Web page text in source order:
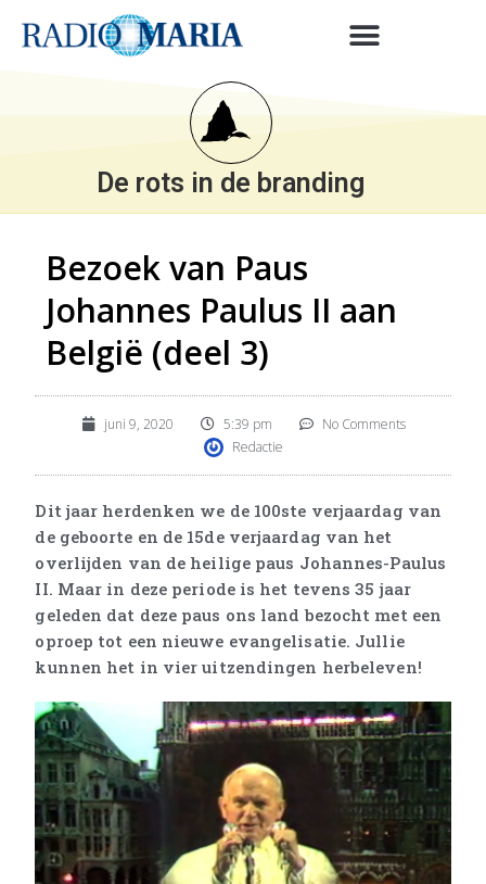
De rots in de branding
Bezoek van Paus
Johannes Paulus II aan
België (deel 3)
juni 9, 2020 5:39 pm
No Comments
Redactie
Dit jaar herdenken we de 100ste verjaardag van
de geboorte en de 15de verjaardag van het
overlijden van de heilige paus Johannes-Paulus
II. Maar in deze periode is het tevens 35 jaar
geleden dat deze paus ons land bezocht met een
oproep tot een nieuwe evangelisatie. Jullie
kunnen het in vier uitzendingen herbeleven!